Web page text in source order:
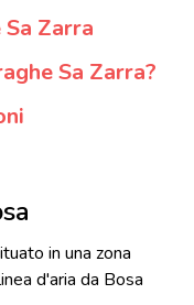
Zarra
Sa Zarra?
in una zona
d'aria da Bosa